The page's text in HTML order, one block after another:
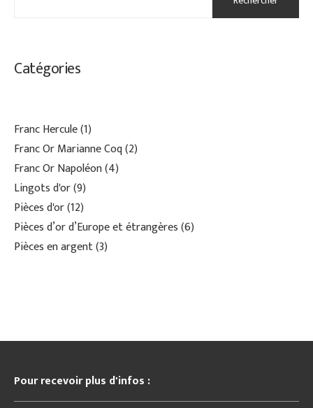
Catégories
Franc Hercule 1
Franc Or Marianne Coq 2
Franc Or Napoléon 4
Lingots d'or 9
Pièces d'or 12
Pièces d’or d’Europe et étrangères 6
Pièces en argent 3
Pour recevoir plus d'infos :